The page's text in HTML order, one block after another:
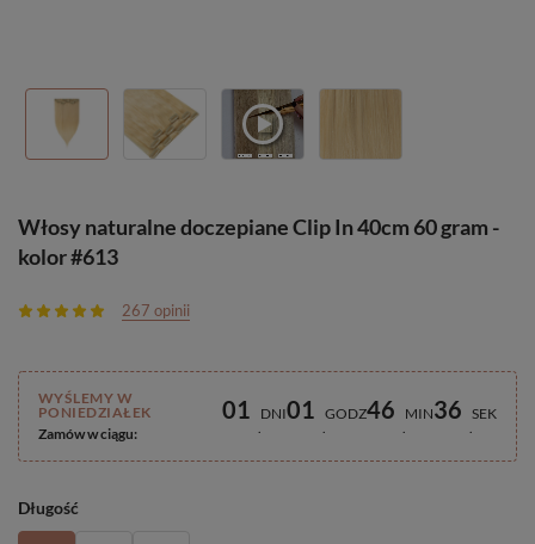
Włosy naturalne doczepiane Clip In 40cm 60 gram -
kolor #613
267 opinii
Długość
WYŚLEMY W
PONIEDZIAŁEK
Zamów w ciągu:
01 DNI01 GODZ46 MIN35 SEK